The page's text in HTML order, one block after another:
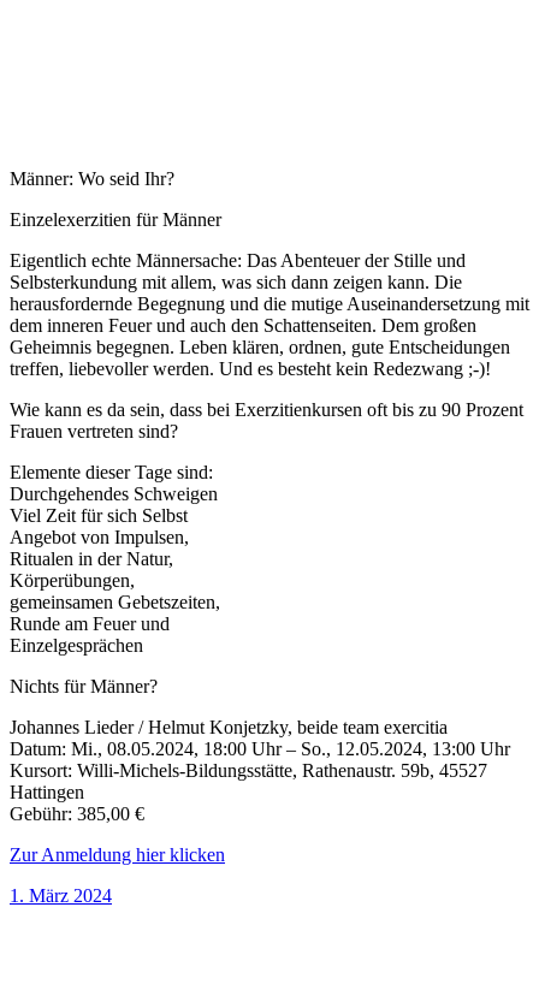
Männer: Wo seid Ihr?
Einzelexerzitien für Männer
Eigentlich echte Männersache: Das Abenteuer der Stille und
Selbsterkundung mit allem, was sich dann zeigen kann. Die
herausfordernde Begegnung und die mutige Auseinandersetzung mit
dem inneren Feuer und auch den Schattenseiten. Dem großen
Geheimnis begegnen. Leben klären, ordnen, gute Entscheidungen
treffen, liebevoller werden. Und es besteht kein Redezwang ;-)!
Wie kann es da sein, dass bei Exerzitienkursen oft bis zu 90 Prozent
Frauen vertreten sind?
Elemente dieser Tage sind:
Durchgehendes Schweigen
Viel Zeit für sich Selbst
Angebot von Impulsen,
Ritualen in der Natur,
Körperübungen,
gemeinsamen Gebetszeiten,
Runde am Feuer und
Einzelgesprächen
Nichts für Männer?
Johannes Lieder / Helmut Konjetzky, beide team exercitia
Datum: Mi., 08.05.2024, 18:00 Uhr – So., 12.05.2024, 13:00 Uhr
Kursort: Willi-Michels-Bildungsstätte, Rathenaustr. 59b, 45527
Hattingen
Gebühr: 385,00 €
Zur Anmeldung hier klicken
1. März 2024